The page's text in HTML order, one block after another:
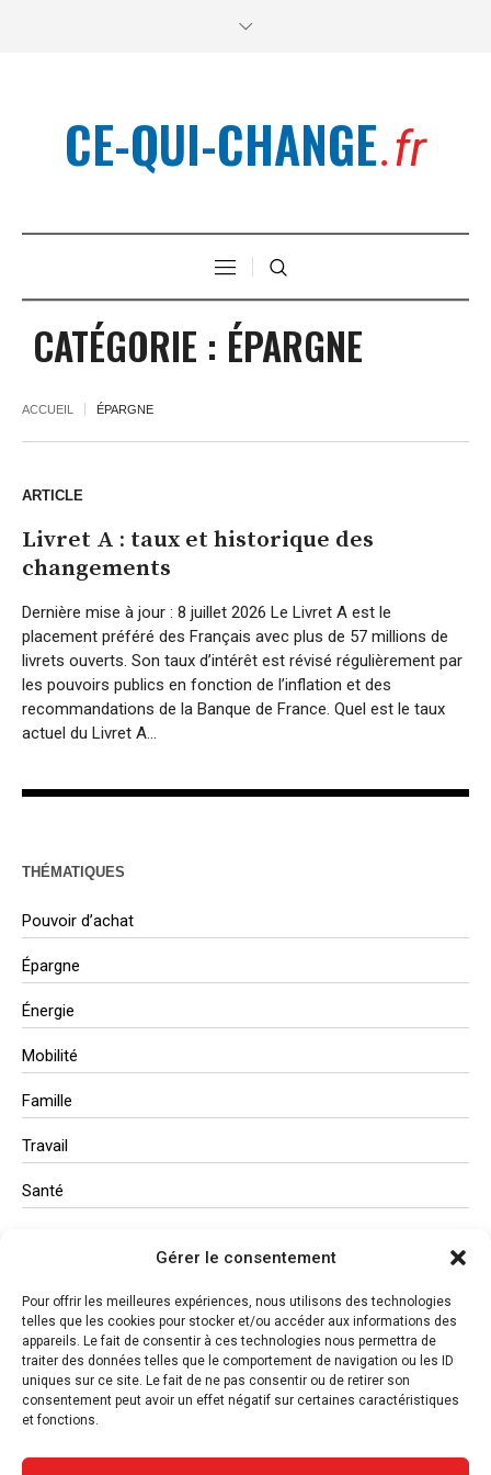
Gérer le consentement
Pour offrir les meilleures expériences, nous utilisons des technologies
telles que les cookies pour stocker et/ou accéder aux informations des
appareils. Le fait de consentir à ces technologies nous permettra de
traiter des données telles que le comportement de navigation ou les ID
uniques sur ce site. Le fait de ne pas consentir ou de retirer son
consentement peut avoir un effet négatif sur certaines caractéristiques
et fonctions.
CE-QUI-CHANGE.fr
CATÉGORIE : ÉPARGNE
ACCUEIL ÉPARGNE
ARTICLE
Livret A : taux et historique des
changements
Dernière mise à jour : 8 juillet 2026 Le Livret A est le
placement préféré des Français avec plus de 57 millions de
livrets ouverts. Son taux d’intérêt est révisé régulièrement par
les pouvoirs publics en fonction de l’inflation et des
recommandations de la Banque de France. Quel est le taux
actuel du Livret A...
THÉMATIQUES
Pouvoir d’achat
Épargne
Énergie
Mobilité
Famille
Travail
Santé